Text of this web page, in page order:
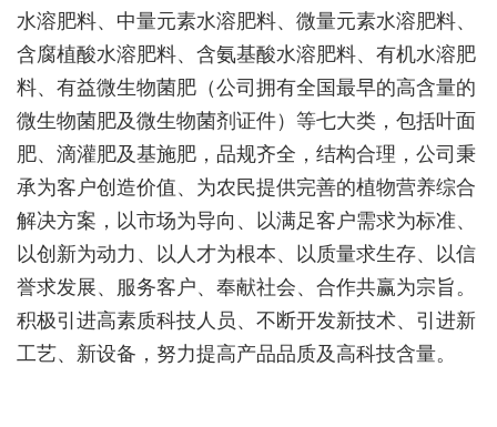
水溶肥料、中量元素水溶肥料、微量元素水溶肥料、
含腐植酸水溶肥料、含氨基酸水溶肥料、有机水溶肥
料、有益微生物菌肥（公司拥有全国最早的高含量的
微生物菌肥及微生物菌剂证件）等七大类，包括叶面
肥、滴灌肥及基施肥，品规齐全，结构合理，公司秉
承为客户创造价值、为农民提供完善的植物营养综合
解决方案，以市场为导向、以满足客户需求为标准、
以创新为动力、以人才为根本、以质量求生存、以信
誉求发展、服务客户、奉献社会、合作共赢为宗旨。
积极引进高素质科技人员、不断开发新技术、引进新
工艺、新设备，努力提高产品品质及高科技含量。